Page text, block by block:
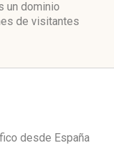
un dominio
de visitantes
desde España